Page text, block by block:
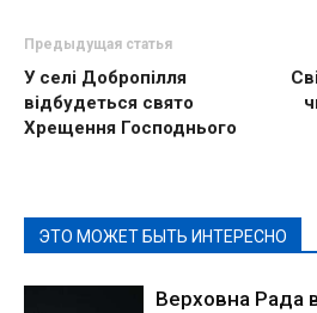
Предыдущая статья
У селі Добропілля
відбудеться свято
Хрещення Господнього
ЭТО МОЖЕТ БЫТЬ ИНТЕРЕСНО
Верховна Рада